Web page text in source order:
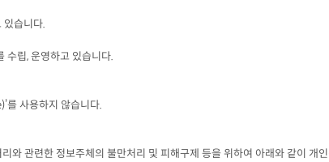
있습니다.
수립, 운영하고 있습니다.
를 사용하지 않습니다.
관련한 정보주체의 불만처리 및 피해구제 등을 위하여 아래와 같이 개